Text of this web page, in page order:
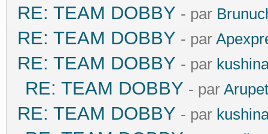
RE: TEAM DOBBY - par
RE: TEAM DOBBY - par
RE: TEAM DOBBY - par
RE: TEAM DOBBY - par
RE: TEAM DOBBY - par